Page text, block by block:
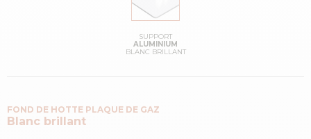
SUPPORT
ALUMINIUM
BLANC BRILLANT
FOND DE HOTTE PLAQUE DE GAZ
Blanc brillant